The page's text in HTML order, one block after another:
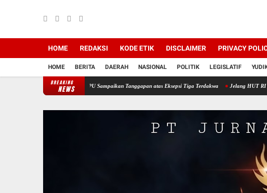
HOME REDAKSI KODE ETIK DISCLAIMER PRIVACY
HOME BERITA DAERAH NASIONAL POLITIK LEGISLATIF
BREAKING
NEWS
PT Semen Baturaja, JPU Sampaikan Tanggapan atas Eksepsi Tiga Terdakwa Jelang HUT RI ke-81,